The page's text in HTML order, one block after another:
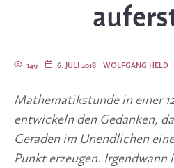
WOLFGANG HELD
6. JULI 2018
149
Mathematikstunde in einer
entwickeln den Gedanken,
Geraden im Unendlichen
Punkt erzeugen.